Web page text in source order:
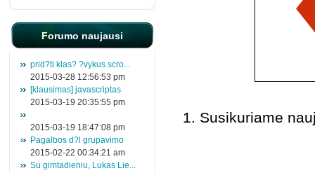
Forumo naujausi
prid?ti klas? ?vykus scro...
2015-03-28 12:56:53 pm
[klausimas] javascriptas
2015-03-19 20:35:55 pm
2015-03-19 18:47:08 pm
Pagalbos d?l grupavimo
2015-02-22 00:34:21 am
Su gimtadieniu, Lukas Lie...
1. Susikuriame